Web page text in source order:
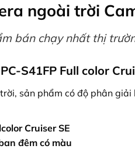
ngoài trời
bán chạy nhất thị
S41FP Full color
sản phẩm có độ phân
Cruiser SE
đêm có màu